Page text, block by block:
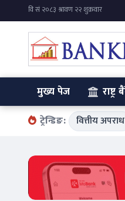
मुख्य पेज
ट्रेन्डिङ: वित्तीय अपराध